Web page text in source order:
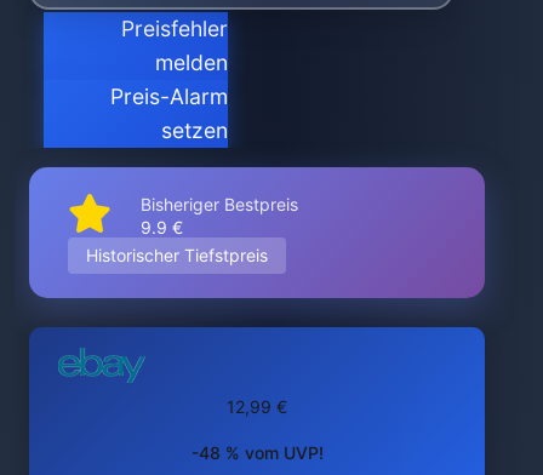
Preisfehler
melden
Preis-Alarm
setzen
Bisheriger Bestpreis
9.9 €
Historischer Tiefstpreis
12,99 €
-48 % vom UVP!